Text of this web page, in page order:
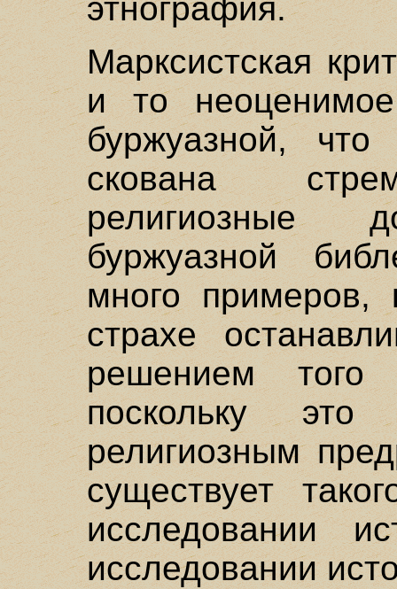
этнография.
Марксистская
и то
буржуазной,
скована
религиозные
буржуазной
много примеров,
страхе
решением того
поскольку
религиозным
существует
исследовании
исследовании